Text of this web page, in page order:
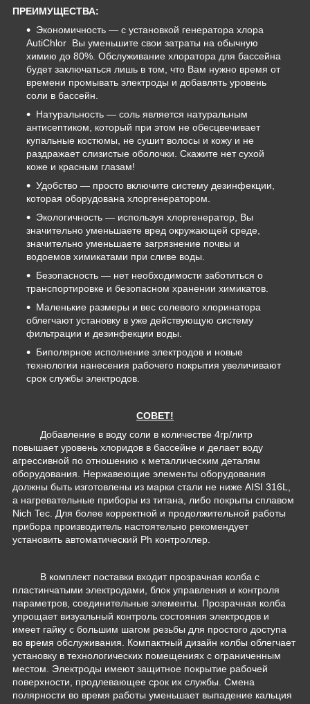
ПРЕИМУЩЕСТВА:
Экономичность — с установкой генератора хлора
AutiChlor Вы уменьшите свои затраты на обычную
химию до 80%. Обслуживание хлоратора для бассейна
будет заключаться лишь в том, что Вам нужно время от
времени промывать электроды и добавлять уровень
соли в бассейн.
Натуральность — соль является натуральным
антисептиком, который при этом не обесцвечивает
купальные костюмы, не сушит волосы и кожу и не
раздражает слизистые оболочки. Скажите нет сухой
коже и красным глазам!
Удобство — просто включите систему дезинфекции,
которая оборудована хлоргенератором.
Экологичность — используя хлоргенератор, Вы
значительно уменьшаете вред окружающей среде,
значительно уменьшаете загрязнение почвы и
водоемов химикатами при сливе воды.
Безопасность — нет необходимости заботиться о
транспортировке и безопасном хранении химикатов.
Маленькие размеры и вес солевого хлоринатора
облегчают установку в уже действующую систему
фильтрации и дезинфекции воды.
Биполярное исполнение электродов и новые
технологии нанесения рабочего покрытия увеличивают
срок службы электродов.
СОВЕТ!
Добавление в воду соли в количестве 4гр/литр
повышает уровень хлоридов в бассейне и делает воду
агрессивной по отношению к металлическим деталям
оборудования. Нержавеющие элементы оборудования
должны быть изготовлены из марки стали не ниже AISI 316L,
а нагревательные приборы из титана, либо покрыты сплавом
Nich Tec. Для более корректной и продолжительной работы
прибора производитель настоятельно рекомендует
установить автоматический Ph контроллер.
В комплект поставки входит прозрачная колба с
пластинчатыми электродами, блок управления и контроля
параметров, соединительные элементы. Прозрачная колба
упрощает визуальный контроль состояния электродов и
имеет гайку с большим шагом резьбы для простого доступа
во время обслуживания. Компактный дизайн колбы облегчает
установку в технологических помещениях с ограниченным
местом. Электроды имеют защитное покрытие рабочей
поверхности, продлевающее срок их службы. Смена
полярности во время работы уменьшает выпадение кальция